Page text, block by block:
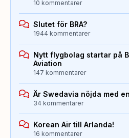
10 kommentarer
Slutet för BRA?
1944 kommentarer
Nytt flygbolag startar på
Aviation
147 kommentarer
Är Swedavia nöjda med
34 kommentarer
Korean Air till Arlanda!
16 kommentarer